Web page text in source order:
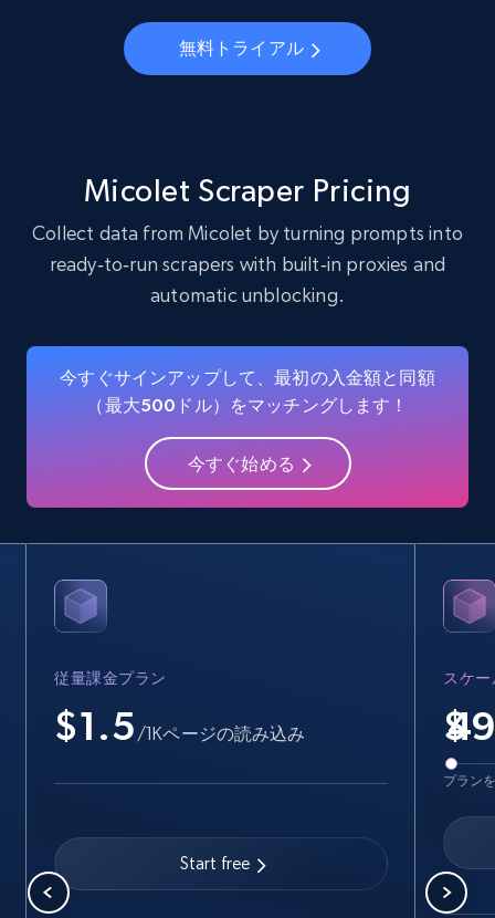
Instagram - Profiles - Collect profile
information by user name
Industries, Operating status, and more.
1.6K+ 無料トライアル
Searching data by keyword
Name, URL, ID, Cb rank, Region, About,
Industries, Operating status, and more.
URL, Job posting id, Job title, Company name,
Company id, Job location, Job summary, Job
seniority level, and more.
無料トライアル
Micolet Scraper Pricing
Collect data from Micolet by turning prompts into
ready‑to‑run scrapers with built‑in proxies and
automatic unblocking.
今すぐサインアップして、最初の入金額と同額
（最大500ドル）をマッチングします！
今すぐ始める
従量課金プラン
$1.5 /1Kページの読み込み
Start free
スケー
$
プラン